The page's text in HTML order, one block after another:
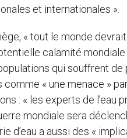
et internationales ».
« tout le monde
calamité mondiale
qui souffrent de
comme « une menace »
: « les experts de l’eau
mondiale sera
d’eau a aussi des «